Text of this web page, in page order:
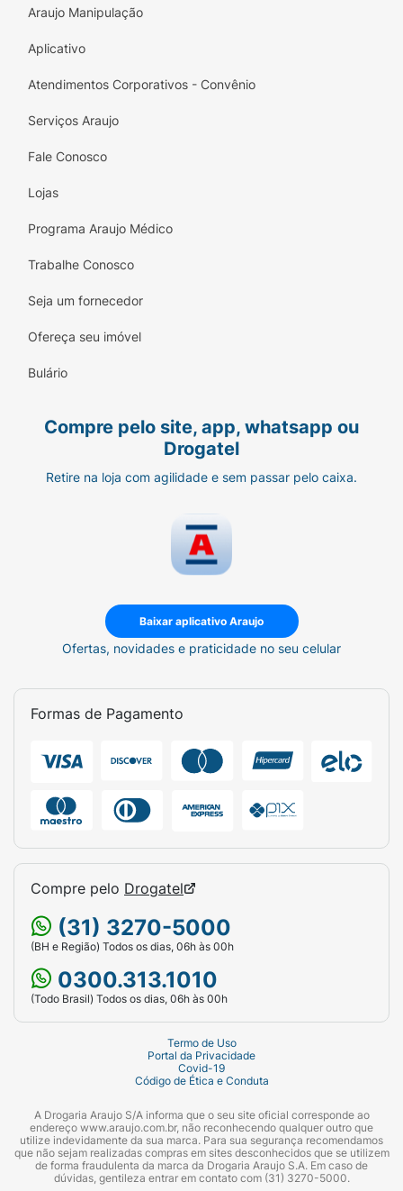
Araujo Manipulação
Aplicativo
Atendimentos Corporativos - Convênio
Serviços Araujo
Fale Conosco
Lojas
Programa Araujo Médico
Trabalhe Conosco
Seja um fornecedor
Ofereça seu imóvel
Bulário
Compre pelo site, app, whatsapp ou
Drogatel
Retire na loja com agilidade e sem passar pelo caixa.
Baixar aplicativo Araujo
Ofertas, novidades e praticidade no seu celular
Formas de Pagamento
Compre pelo Drogatel
(31) 3270-5000
(BH e Região) Todos os dias, 06h às 00h
0300.313.1010
(Todo Brasil) Todos os dias, 06h às 00h
Termo de Uso
Portal da Privacidade
Covid-19
Código de Ética e Conduta
A Drogaria Araujo S/A informa que o seu site oficial corresponde ao
endereço www.araujo.com.br, não reconhecendo qualquer outro que
utilize indevidamente da sua marca. Para sua segurança recomendamos
que não sejam realizadas compras em sites desconhecidos que se utilizem
de forma fraudulenta da marca da Drogaria Araujo S.A. Em caso de
dúvidas, gentileza entrar em contato com (31) 3270-5000.